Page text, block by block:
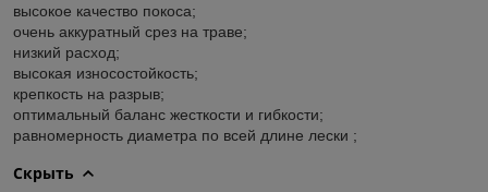
высокое качество покоса;
очень аккуратный срез на траве;
низкий расход;
высокая износостойкость;
крепкость на разрыв;
оптимальный баланс жесткости и гибкости;
равномерность диаметра по всей длине лески ;
Скрыть